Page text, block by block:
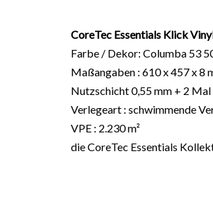
CoreTec Essentials Klick
Farbe / Dekor: Columba 53
Maßangaben : 610 x 457 x 8
Nutzschicht 0,55 mm + 2
Verlegeart : schwimmende
VPE : 2.230 m²
die CoreTec Essentials